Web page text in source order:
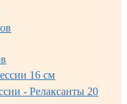
16 см
- Релаксанты 20